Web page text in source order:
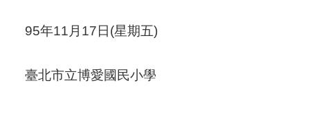
95年11月17日(星期五)
臺北市立博愛國民小學